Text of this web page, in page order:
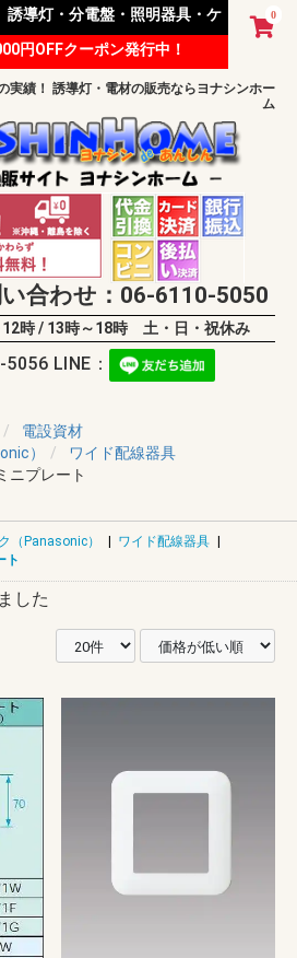
0
誘導灯・分電盤・照明器具・ケ
を取り扱っています。
円OFFクーポン発行中！
実績！ 誘導灯・電材の販売ならヨナシンホー
ム
合わせ：06-6110-5050
12時 / 13時～18時 土・日・祝休み
LINE：
電設資材
）
ワイド配線器具
ニプレート
（Panasonic） | ワイド配線器具 |
ト
した